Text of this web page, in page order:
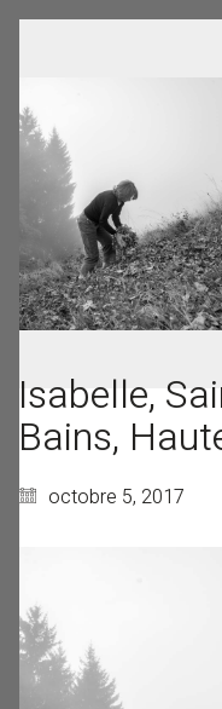
Isabelle,
Bains,
octobre 5, 2017